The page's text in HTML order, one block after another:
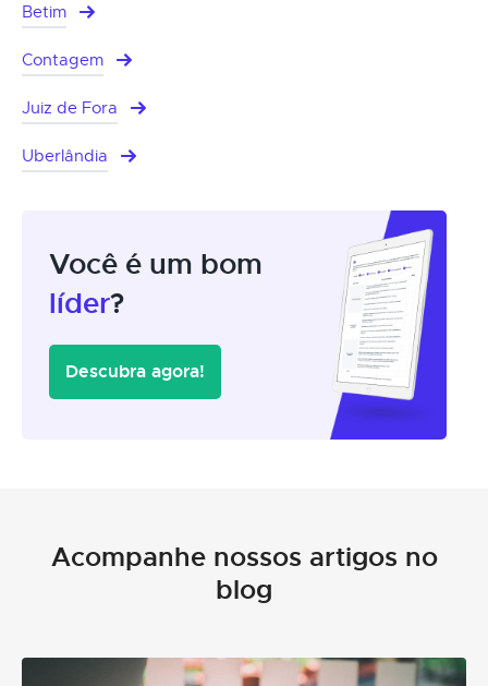
Betim
Contagem
Juiz de Fora
Uberlândia
Você é um bom
líder?
Descubra agora!
Acompanhe nossos artigos no
blog